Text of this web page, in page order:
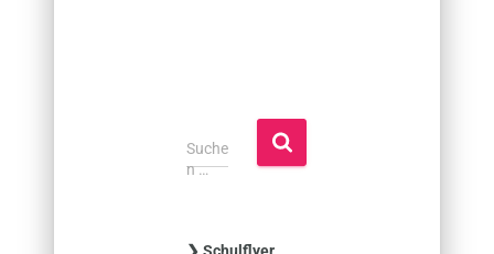
S
u
Suche
n …